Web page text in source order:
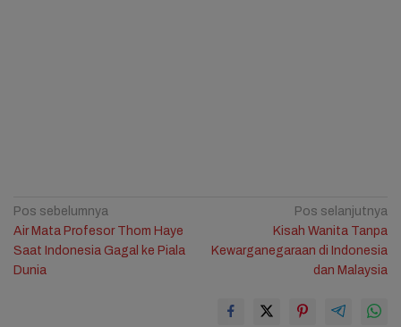
Navigasi
pos
Pos sebelumnya
Air Mata Profesor Thom Haye
Saat Indonesia Gagal ke Piala
Dunia
Pos selanjutnya
Kisah Wanita Tanpa
Kewarganegaraan di Indonesia
dan Malaysia